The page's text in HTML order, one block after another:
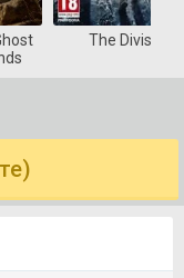
The Division